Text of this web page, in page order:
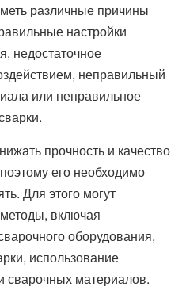
различные причины
настройки
недостаточное
неправильный
или неправильное
прочность и качество
его необходимо
Для этого могут
включая
оборудования,
использование
сварочных материалов.